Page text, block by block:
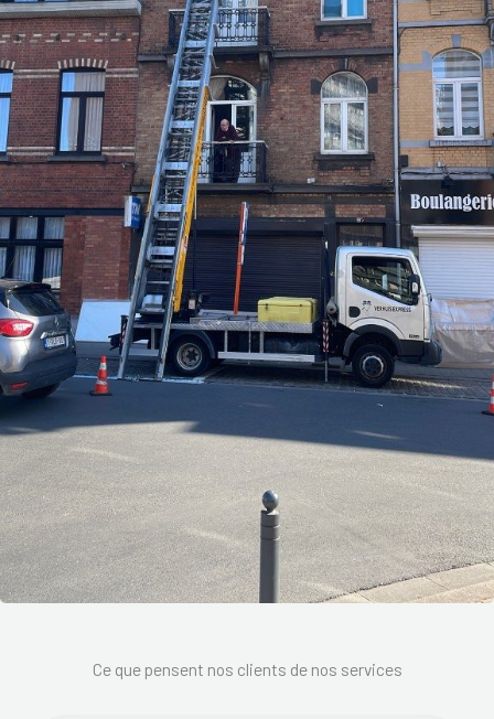
Ce que pensent nos clients de nos services